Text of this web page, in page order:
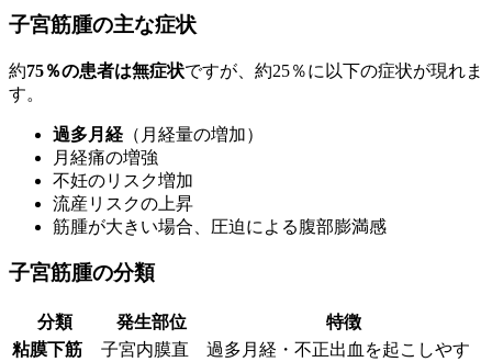
子宮筋腫の主な症状
約75％の患者は無症状ですが、約25％に以下の症状が現れま
す。
過多月経 （月経量の増加）
月経痛の増強
不妊のリスク増加
流産リスクの上昇
筋腫が大きい場合、圧迫による腹部膨満感
子宮筋腫の分類
分類 発生部位
特徴
粘膜下筋
子宮内膜直
過多月経・不正出血を起こしやす